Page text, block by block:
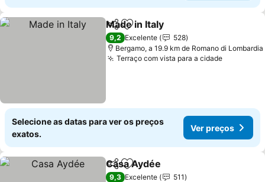
PartilharAdicionar aos favoritos
Made in Italy
9,2 Excelente
528
Bergamo, a 19.9 km de Romano di Lombardia
Terraço com vista para a cidadeVer
Selecione as datas para ver os preços
exatos.
Ver preços
PartilharAdicionar aos favoritos
Casa Aydée
9,3 Excelente
511